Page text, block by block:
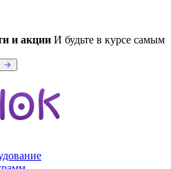
и акции И будьте в курсе самым